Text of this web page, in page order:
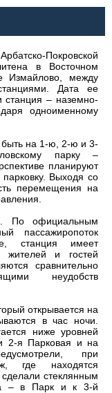
Покровской
в Восточном
Измайлово, между
Дата ее
станция – наземно-
одноименному
быть на 1-ю, 2-ю и 3-
парку –
планируют
Выходя со
перемещения на
По официальным
пассажиропоток
станция имеет
жителей и гостей
сравнительно
неудобств
открывается на
в час ночи.
ниже уровней
2-я Парковая и на
при
где находятся
стеклянным
– в Парк и к 3-й